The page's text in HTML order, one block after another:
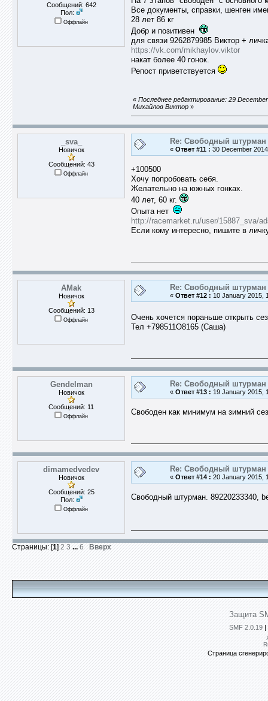
Сообщений: 642
Пол:
Оффлайн
Все документы, справки, шенген
28 лет 86 кг
Добр и позитивен
для связи 9262879985 Виктор +
https://vk.com/mikhaylov.viktor
накат более 40 гонок.
Репост приветствуется
« Последнее редактирование: 29
Михайлов Виктор »
_sva_
Новичок
Сообщений: 43
Оффлайн
Re: Свободный штурман
« Ответ #11 : 30 December
+100500
Хочу попробовать себя.
Желательно на южных гонках.
40 лет, 60 кг.
Опыта нет
http://racemarket.ru/user/15887_sva/
Если кому интересно, пишите в
AMak
Новичок
Сообщений: 13
Оффлайн
Re: Свободный штурман
« Ответ #12 : 10 January 2015,
Очень хочется пораньше открыть
Тел +798511О8165 (Саша)
Gendelman
Новичок
Сообщений: 11
Оффлайн
Re: Свободный штурман
« Ответ #13 : 19 January 2015,
Свободен как минимум на зимний
dimamedvedev
Новичок
Сообщений: 25
Пол:
Оффлайн
Re: Свободный штурман
« Ответ #14 : 20 January 2015,
Свободный штурман. 89220233340,
Страницы: [1] 2 3 ... 6 Вверх
Защита
SMF 2.0.19 |
Страница